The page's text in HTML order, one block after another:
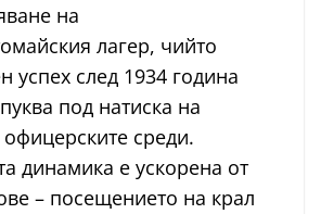
на
лагер, чийто
успех след 1934 година
под натиска на
среди.
динамика е ускорена от
– посещението на крал